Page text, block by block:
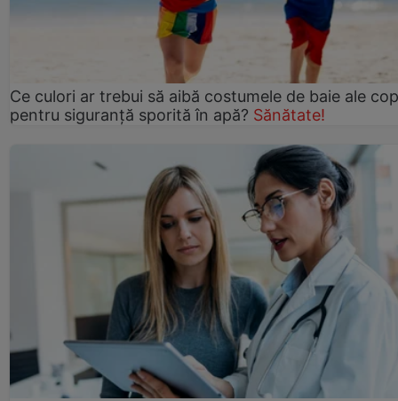
Ce culori ar trebui să aibă costumele de baie ale
pentru siguranță sporită în apă? Sănătate!